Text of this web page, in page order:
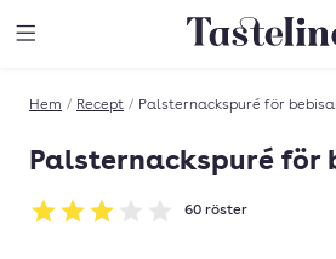
Till Tastelines
Hem / Recept / Palsternackspuré för
Palsternackspuré för
Betyg: 2.93 av 5
60 röster